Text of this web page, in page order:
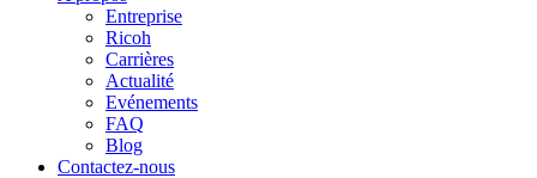
Entreprise
Ricoh
Carrières
Actualité
Evénements
FAQ
Blog
Contactez-nous